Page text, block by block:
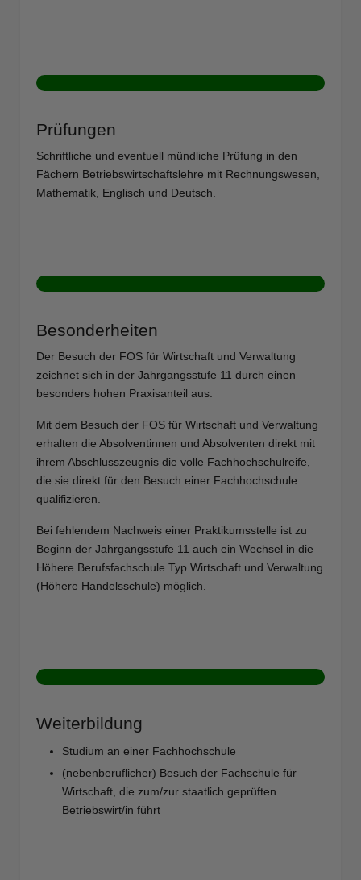
Prüfungen
Schriftliche und eventuell mündliche Prüfung in den
Fächern Betriebswirtschaftslehre mit Rechnungswesen,
Mathematik, Englisch und Deutsch.
Besonderheiten
Der Besuch der FOS für Wirtschaft und Verwaltung
zeichnet sich in der Jahrgangsstufe 11 durch einen
besonders hohen Praxisanteil aus.
Mit dem Besuch der FOS für Wirtschaft und Verwaltung
erhalten die Absolventinnen und Absolventen direkt mit
ihrem Abschlusszeugnis die volle Fachhochschulreife,
die sie direkt für den Besuch einer Fachhochschule
qualifizieren.
Bei fehlendem Nachweis einer Praktikumsstelle ist zu
Beginn der Jahrgangsstufe 11 auch ein Wechsel in die
Höhere Berufsfachschule Typ Wirtschaft und Verwaltung
(Höhere Handelsschule) möglich.
Weiterbildung
Studium an einer Fachhochschule
(nebenberuflicher) Besuch der Fachschule für
Wirtschaft, die zum/zur staatlich geprüften
Betriebswirt/in führt